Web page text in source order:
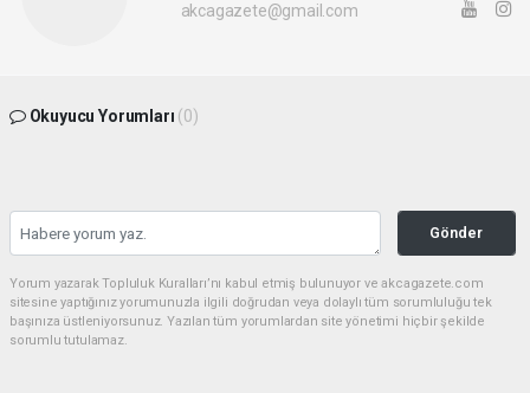
akcagazete@gmail.com
Okuyucu Yorumları (0)
Gönder
Yorum yazarak Topluluk Kuralları’nı kabul etmiş bulunuyor ve akcagazete.com
sitesine yaptığınız yorumunuzla ilgili doğrudan veya dolaylı tüm sorumluluğu tek
başınıza üstleniyorsunuz. Yazılan tüm yorumlardan site yönetimi hiçbir şekilde
sorumlu tutulamaz.